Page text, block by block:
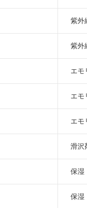
紫外
紫外
エモ
エモ
エモ
滑沢
保湿
保湿